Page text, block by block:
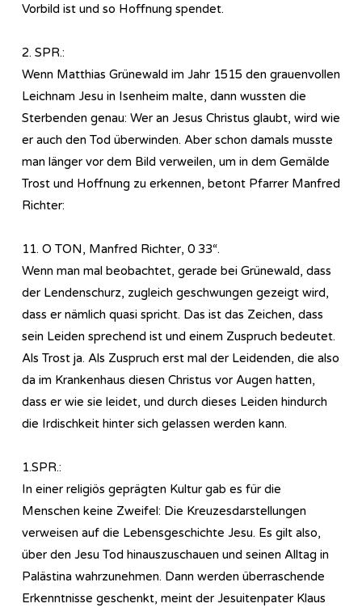
Vorbild ist und so Hoffnung spendet.
2. SPR.:
Wenn Matthias Grünewald im Jahr 1515 den grauenvollen
Leichnam Jesu in Isenheim malte, dann wussten die
Sterbenden genau: Wer an Jesus Christus glaubt, wird wie
er auch den Tod überwinden. Aber schon damals musste
man länger vor dem Bild verweilen, um in dem Gemälde
Trost und Hoffnung zu erkennen, betont Pfarrer Manfred
Richter:
11. O TON, Manfred Richter, 0 33“.
Wenn man mal beobachtet, gerade bei Grünewald, dass
der Lendenschurz, zugleich geschwungen gezeigt wird,
dass er nämlich quasi spricht. Das ist das Zeichen, dass
sein Leiden sprechend ist und einem Zuspruch bedeutet.
Als Trost ja. Als Zuspruch erst mal der Leidenden, die also
da im Krankenhaus diesen Christus vor Augen hatten,
dass er wie sie leidet, und durch dieses Leiden hindurch
die Irdischkeit hinter sich gelassen werden kann.
1.SPR.:
In einer religiös geprägten Kultur gab es für die
Menschen keine Zweifel: Die Kreuzesdarstellungen
verweisen auf die Lebensgeschichte Jesu. Es gilt also,
über den Jesu Tod hinauszuschauen und seinen Alltag in
Palästina wahrzunehmen. Dann werden überraschende
Erkenntnisse geschenkt, meint der Jesuitenpater Klaus